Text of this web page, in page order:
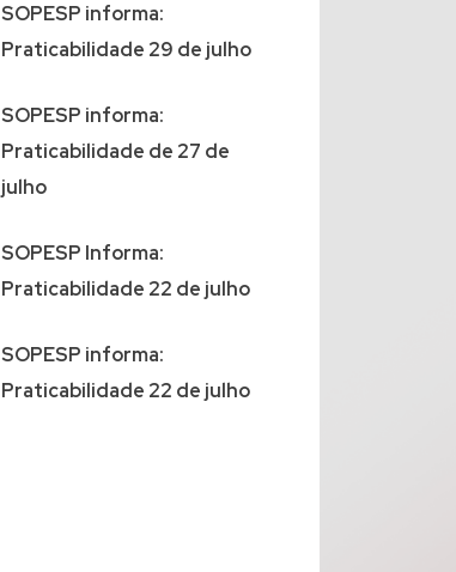
SOPESP informa:
Praticabilidade 29 de julho
SOPESP informa:
Praticabilidade de 27 de
julho
SOPESP Informa:
Praticabilidade 22 de julho
SOPESP informa:
Praticabilidade 22 de julho